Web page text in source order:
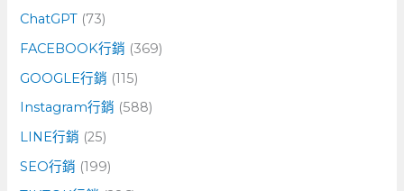
:ChatGPT (73)
FACEBOOK行銷 (369)
GOOGLE行銷 (115)
Instagram行銷 (588)
LINE行銷 (25)
SEO行銷 (199)